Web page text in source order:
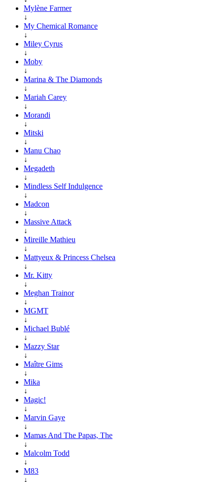
Mylène Farmer
↓
My Chemical Romance
↓
Miley Cyrus
↓
Moby
↓
Marina & The Diamonds
↓
Mariah Carey
↓
Morandi
↓
Mitski
↓
Manu Chao
↓
Megadeth
↓
Mindless Self Indulgence
↓
Madcon
↓
Massive Attack
↓
Mireille Mathieu
↓
Mattyeux & Princess Chelsea
↓
Mr. Kitty
↓
Meghan Trainor
↓
MGMT
↓
Michael Bublé
↓
Mazzy Star
↓
Maître Gims
↓
Mika
↓
Magic!
↓
Marvin Gaye
↓
Mamas And The Papas, The
↓
Malcolm Todd
↓
M83
↓